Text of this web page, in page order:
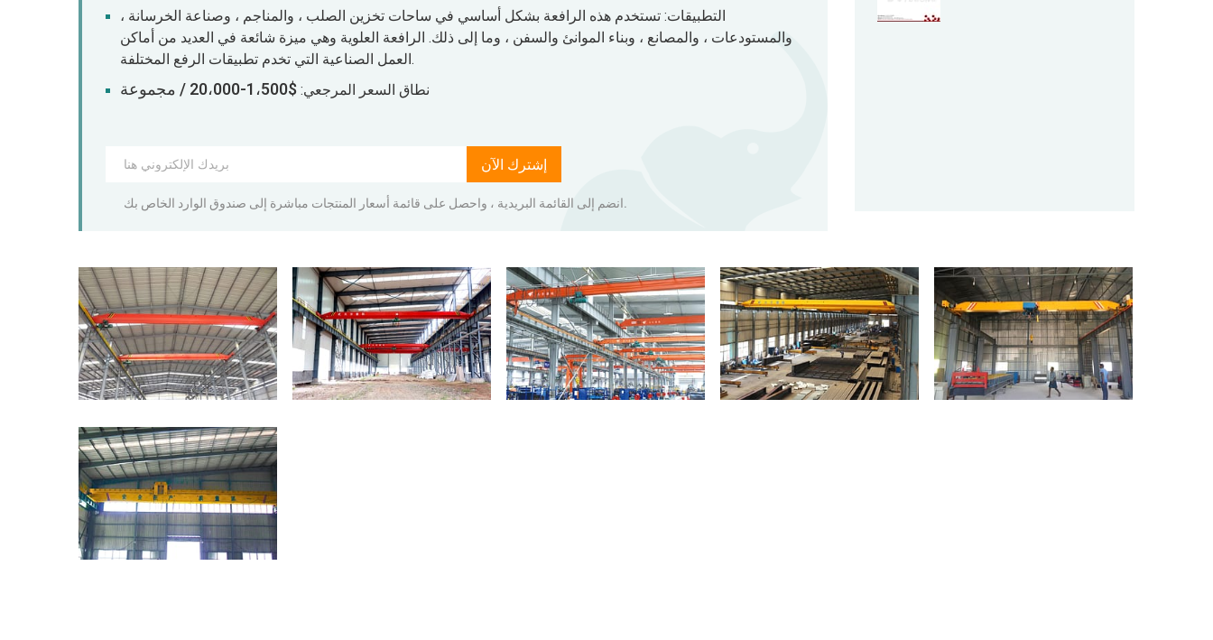
التطبيقات: تستخدم هذه الرافعة بشكل أساسي في ساحات تخزين الصلب ، والمناجم ، وصناعة الخرسانة ،
والمستودعات ، والمصانع ، وبناء الموانئ والسفن ، وما إلى ذلك. الرافعة العلوية وهي ميزة شائعة في العديد من أماكن
العمل الصناعية التي تخدم تطبيقات الرفع المختلفة.
نطاق السعر المرجعي:$1،500-20،000 / مجموعة
إشترك الآن
انضم إلى القائمة البريدية ، واحصل على قائمة أسعار المنتجات مباشرة إلى صندوق الوارد الخاص بك.